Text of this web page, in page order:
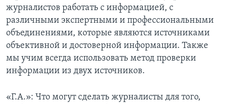
журналистов работать с информацией, с
различными экспертными и профессиональными
объединениями, которые являются источниками
объективной и достоверной информации. Также
мы учим всегда использовать метод проверки
информации из двух источников.
«Г.А.»: Что могут сделать журналисты для того,